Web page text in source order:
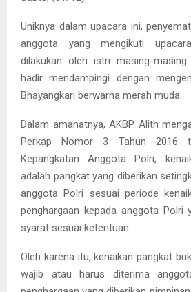
Uniknya dalam upacara ini,
anggota yang mengikuti
dilakukan oleh istri masing-
hadir mendampingi dengan
Bhayangkari berwarna merah muda.
Dalam amanatnya, AKBP Alith
Perkap Nomor 3 Tahun 2016
Kepangkatan Anggota Polri,
adalah pangkat yang diberikan
anggota Polri sesuai periode
penghargaan kepada anggota Polri
syarat sesuai ketentuan.
Oleh karena itu, kenaikan pangkat
wajib atau harus diterima